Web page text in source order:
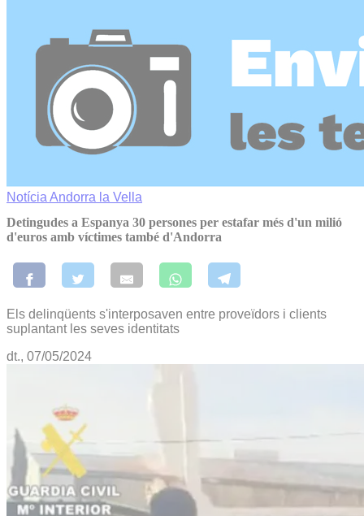
Notícia Andorra la Vella
Detingudes a Espanya 30 persones per estafar més d'un milió
d'euros amb víctimes també d'Andorra
Els delinqüents s'interposaven entre proveïdors i clients
suplantant les seves identitats
dt., 07/05/2024